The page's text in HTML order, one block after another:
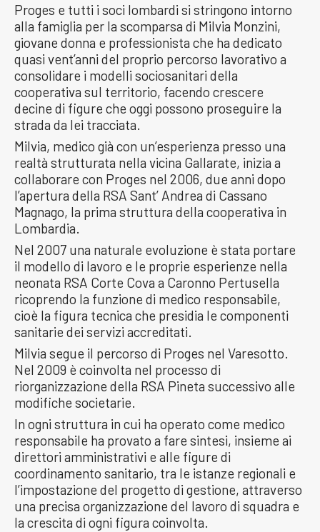
Proges e tutti i soci lombardi si stringono intorno
alla famiglia per la scomparsa di Milvia Monzini,
giovane donna e professionista che ha dedicato
quasi vent’anni del proprio percorso lavorativo a
consolidare i modelli sociosanitari della
cooperativa sul territorio, facendo crescere
decine di figure che oggi possono proseguire la
strada da lei tracciata.
Milvia, medico già con un’esperienza presso una
realtà strutturata nella vicina Gallarate, inizia a
collaborare con Proges nel 2006, due anni dopo
l’apertura della RSA Sant’ Andrea di Cassano
Magnago, la prima struttura della cooperativa in
Lombardia.
Nel 2007 una naturale evoluzione è stata portare
il modello di lavoro e le proprie esperienze nella
neonata RSA Corte Cova a Caronno Pertusella
ricoprendo la funzione di medico responsabile,
cioè la figura tecnica che presidia le componenti
sanitarie dei servizi accreditati.
Milvia segue il percorso di Proges nel Varesotto.
Nel 2009 è coinvolta nel processo di
riorganizzazione della RSA Pineta successivo alle
modifiche societarie.
In ogni struttura in cui ha operato come medico
responsabile ha provato a fare sintesi, insieme ai
direttori amministrativi e alle figure di
coordinamento sanitario, tra le istanze regionali e
l’impostazione del progetto di gestione, attraverso
una precisa organizzazione del lavoro di squadra e
la crescita di ogni figura coinvolta.